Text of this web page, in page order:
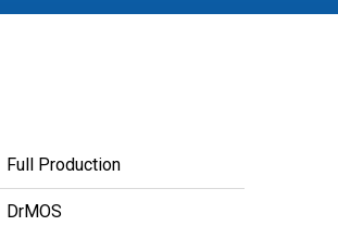
Full Production
DrMOS